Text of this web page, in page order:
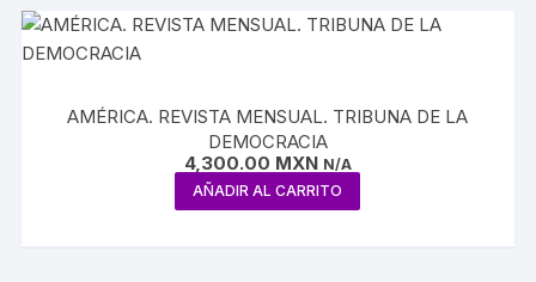
AMÉRICA. REVISTA MENSUAL. TRIBUNA DE LA
DEMOCRACIA
4,300.00 MXN N/A
AÑADIR AL CARRITO